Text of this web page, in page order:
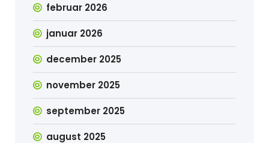
februar 2026
januar 2026
december 2025
november 2025
september 2025
august 2025